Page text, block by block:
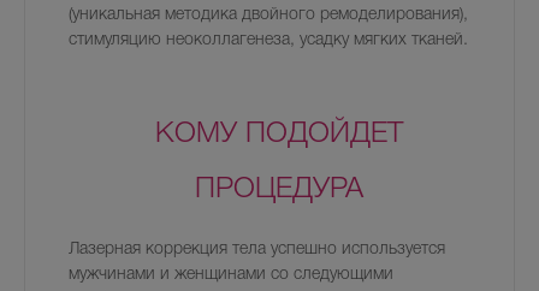
(уникальная методика двойного ремоделирования),
стимуляцию неоколлагенеза, усадку мягких тканей.
КОМУ ПОДОЙДЕТ
ПРОЦЕДУРА
Лазерная коррекция тела успешно используется
мужчинами и женщинами со следующими